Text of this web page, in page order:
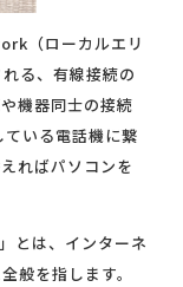
（ローカルエリ
る、有線接続の
機器同士の接続
いる電話機に繋
ればパソコンを
とは、インターネ
般を指します。